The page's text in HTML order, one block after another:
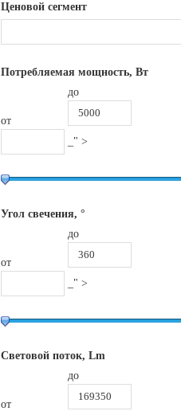
Ценовой сегмент
Потребляемая мощность, Вт
от
до
_" >
Угол свечения, °
от
до
_" >
Световой поток, Lm
от
до